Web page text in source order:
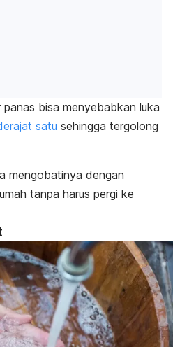
panas bisa menyebabkan luka
satu sehingga tergolong
mengobatinya dengan
tanpa harus pergi ke